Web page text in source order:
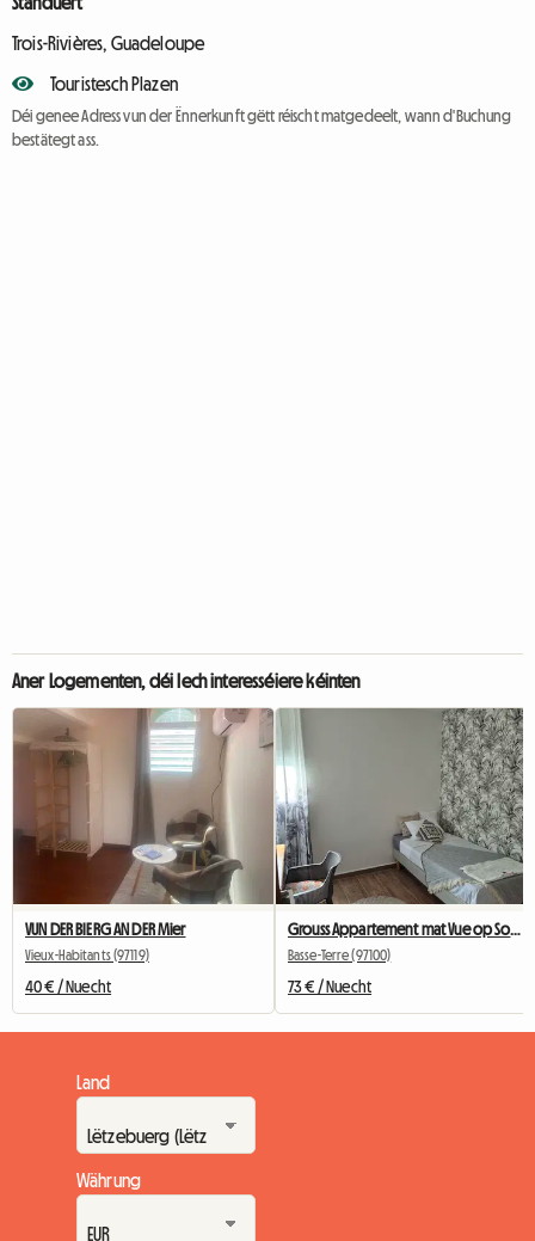
Trois-Rivières, Guadeloupe
Touristesch Plazen
Déi genee Adress vun der Ënnerkunft gëtt réischt matgedeelt, wann d'Buchung
bestätegt ass.
Aner Logementen, déi Iech interesséiere kéinten
VUN DER BIERG AN DER Mier
Vieux-Habitants (97119)
40 € / Nuecht
Grouss Appartement mat Vue op Soufrière – Basse-Terre
Basse-Terre (97100)
73 € / Nuecht
Land
Währung